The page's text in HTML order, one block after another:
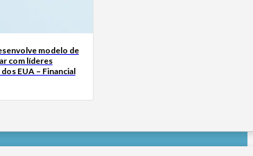
modelo de
com líderes
EUA – Financial